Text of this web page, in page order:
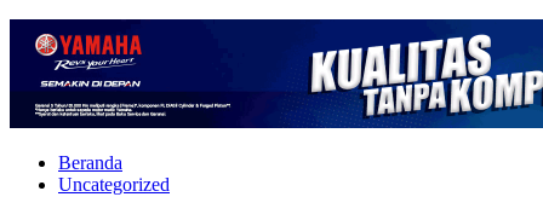
Beranda
Uncategorized